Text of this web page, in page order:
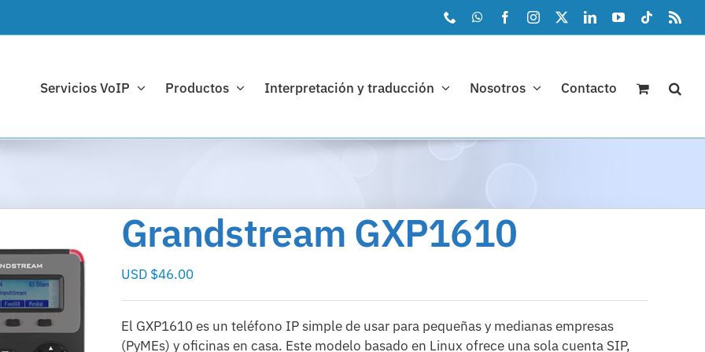
Phone WhatsAppFacebookInstagram LinkedInYouTubeTiktok
Servicios VoIP Productos Interpretación y traducción Nosotros Contacto
Grandstream GXP1610
USD $46.00
El GXP1610 es un teléfono IP simple de usar para pequeñas y medianas empresas
(PyMEs) y oficinas en casa. Este modelo basado en Linux ofrece una sola cuenta SIP,